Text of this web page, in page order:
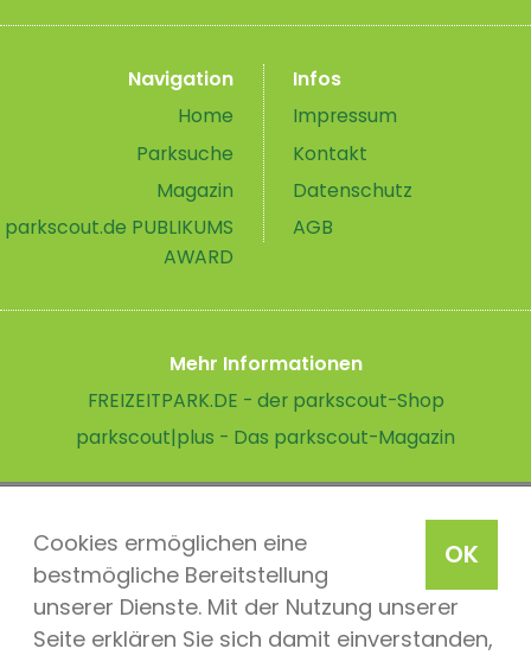
OK
Cookies ermöglichen eine
bestmögliche Bereitstellung
unserer Dienste. Mit der Nutzung unserer
Seite erklären Sie sich damit einverstanden,
Navigation
Home
Parksuche
Magazin
parkscout.de PUBLIKUMS
AWARD
Infos
Impressum
Kontakt
Datenschutz
AGB
Mehr Informationen
FREIZEITPARK.DE - der parkscout-Shop
parkscout|plus - Das parkscout-Magazin